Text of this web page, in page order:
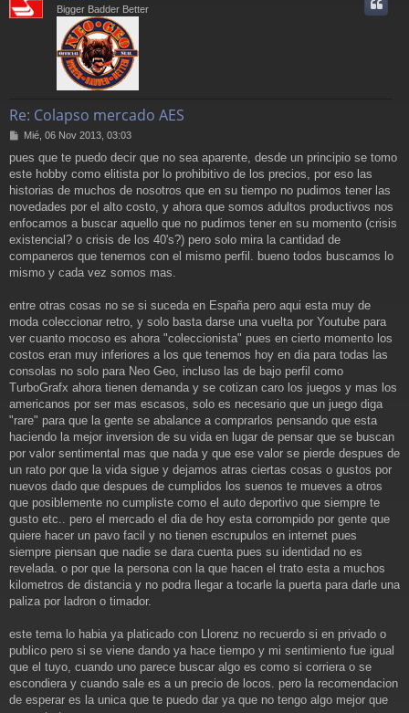
Bigger Badder Better
Re: Colapso mercado AES
M
n
s
a
j
e
Mié, 06 Nov 2013, 03:03
pues que te puedo decir que no sea aparente, desde un principio se tomo
este hobby como elitista por lo prohibitivo de los precios, por eso las
historias de muchos de nosotros que en su tiempo no pudimos tener las
novedades por el alto costo, y ahora que somos adultos productivos nos
enfocamos a buscar aquello que no pudimos tener en su momento (crisis
existencial? o crisis de los 40's?) pero solo mira la cantidad de
companeros que tenemos con el mismo perfil. bueno todos buscamos lo
mismo y cada vez somos mas.
entre otras cosas no se si suceda en España pero aqui esta muy de
moda coleccionar retro, y solo basta darse una vuelta por Youtube para
ver cuanto mocoso es ahora "coleccionista" pues en cierto momento los
costos eran muy inferiores a los que tenemos hoy en dia para todas las
consolas no solo para Neo Geo, incluso las de bajo perfil como
TurboGrafx ahora tienen demanda y se cotizan caro los juegos y mas los
americanos por ser mas escasos, solo es necesario que un juego diga
"rare" para que la gente se abalance a comprarlos pensando que esta
haciendo la mejor inversion de su vida en lugar de pensar que se buscan
por valor sentimental mas que nada y que ese valor se pierde despues de
un rato por que la vida sigue y dejamos atras ciertas cosas o gustos por
nuevos dado que despues de cumplidos los suenos te mueves a otros
que posiblemente no cumpliste como el auto deportivo que siempre te
gusto etc.. pero el mercado el dia de hoy esta corrompido por gente que
quiere hacer un pavo facil y no tienen escrupulos en internet pues
siempre piensan que nadie se dara cuenta pues su identidad no es
revelada. o por que la persona con la que hacen el trato esta a muchos
kilometros de distancia y no podra llegar a tocarle la puerta para darle una
paliza por ladron o timador.
este tema lo habia ya platicado con Llorenz no recuerdo si en privado o
publico pero si se viene dando ya hace tiempo y mi sentimiento fue igual
que el tuyo, cuando uno parece buscar algo es como si corriera o se
escondiera y cuando sale es a un precio de locos. pero la recomendacion
de esperar es la unica que te puedo dar ya que no tengo algo mejor que